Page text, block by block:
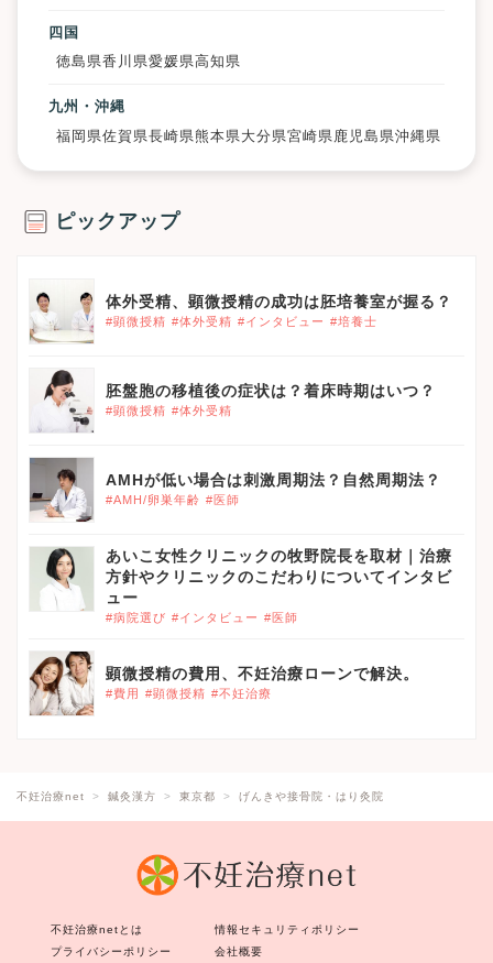
四国
徳島県香川県愛媛県高知県
九州・沖縄
福岡県佐賀県長崎県 熊本県 大分県宮崎県 鹿児島県沖縄県
ピックアップ
体外受精、顕微授精の成功は胚培養室が握る？
#顕微授精 #体外受精 #インタビュー #培養士
胚盤胞の移植後の症状は？着床時期はいつ？
#顕微授精 #体外受精
AMHが低い場合は刺激周期法？自然周期法？
#AMH/卵巣年齢 #医師
あいこ女性クリニックの牧野院長を取材｜治療
方針やクリニックのこだわりについてインタビ
ュー
#病院選び #インタビュー #医師
顕微授精の費用、不妊治療ローンで解決。
#費用 #顕微授精 #不妊治療
不妊治療net 鍼灸漢方 東京都 げんきや接骨院・はり灸院
不妊治療netとは
情報セキュリティポリシー
プライバシーポリシー
会社概要